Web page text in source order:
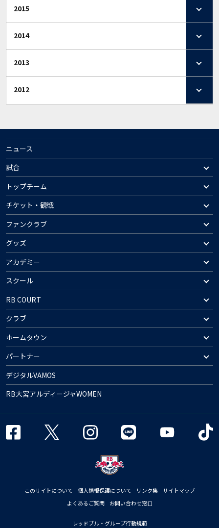
2015
2014
2013
2012
ニュース
試合
トップチーム
チケット・観戦
ファンクラブ
グッズ
アカデミー
スクール
RB COURT
クラブ
ホームタウン
パートナー
デジタルVAMOS
RB大宮アルディージャWOMEN
このサイトについて 個人情報保護について リンク集
サイトマップ
よくあるご質問
お問い合わせ窓口
レッドブル・グループ行動規範